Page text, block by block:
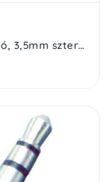
Home AC 17 audió átalakító, elosztó, 3,5mm sztereó dugó, 2 RCA aljzat